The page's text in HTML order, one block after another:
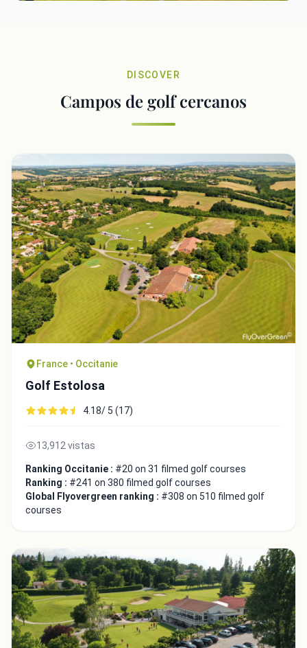
DISCOVER
Campos de golf cercanos
France • Occitanie
Golf Estolosa
4.18/ 5 (17)
13,912 vistas
Ranking Occitanie : #20 on 31 filmed golf courses
Ranking : #241 on 380 filmed golf courses
Global Flyovergreen ranking : #308 on 510 filmed golf
courses